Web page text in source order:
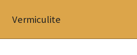
InhaltVermiculite